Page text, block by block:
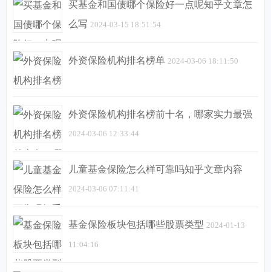
买基金和国债哪个保险好一点呢知乎文章怎
么写 2024-03-15 18:51:54
外资保险机构排名榜单 2024-03-06 18:11:50
外资保险机构排名榜前十名，哪家实力最强
2024-03-06 12:33:44
儿童基金保险怎么样可靠吗知乎文章内容
2024-03-06 07:11:41
基金保险板块包括哪些股票类型 2024-01-13
11:04:16